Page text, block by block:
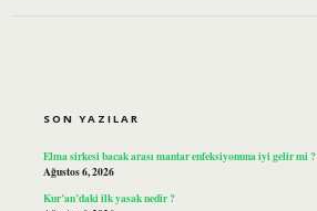
SON YAZILAR
Elma sirkesi bacak arası mantar enfeksiyonuna iyi gelir mi ?
Ağustos 6, 2026
Kur’an’daki ilk yasak nedir ?